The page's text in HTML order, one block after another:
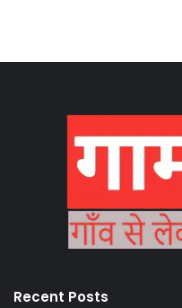
Recent Posts